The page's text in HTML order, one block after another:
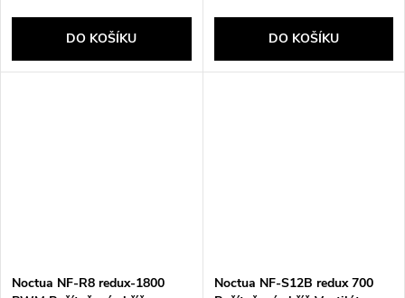
DO KOŠÍKU DO KOŠÍKU
Noctua NF-R8 redux-1800
Noctua NF-S12B redux 700